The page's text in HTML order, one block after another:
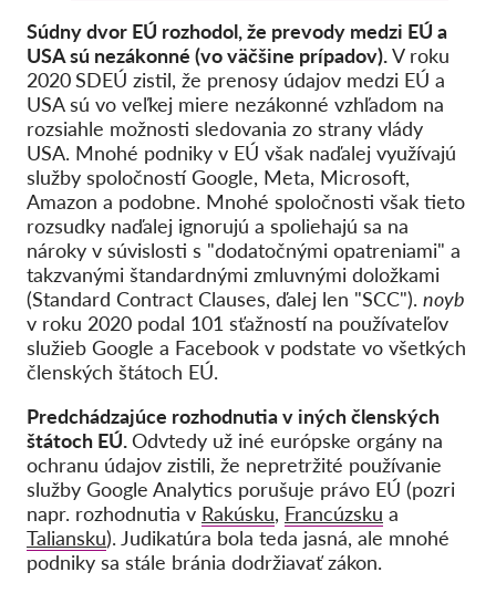
Súdny dvor EÚ rozhodol, že prevody medzi EÚ a
USA sú nezákonné (vo väčšine prípadov).V roku
2020SDEÚ zistil, že prenosy údajov medzi EÚ a
USA sú vo veľkej miere nezákonné vzhľadom na
rozsiahle možnosti sledovania zo strany vlády
USA. Mnohé podniky v EÚ však naďalej využívajú
služby spoločností Google, Meta, Microsoft,
Amazon a podobne. Mnohé spoločnosti však tieto
rozsudky naďalej ignorujú a spoliehajú sa na
nároky v súvislosti s "dodatočnými opatreniami" a
takzvanými štandardnými zmluvnými doložkami
(Standard Contract Clauses, ďalej len "SCC"). noyb
v roku 2020 podal 101 sťažností na používateľov
služieb Google a Facebook v podstate vo všetkých
členských štátoch EÚ.
Predchádzajúce rozhodnutia v iných členských
štátoch EÚ.Odvtedy už iné európske orgány na
ochranu údajov zistili, že nepretržité používanie
služby Google Analytics porušuje právo EÚ (pozri
napr. rozhodnutia v Rakúsku, Francúzsku a
Taliansku). Judikatúra bola teda jasná, ale mnohé
podniky sa stále bránia dodržiavať zákon.